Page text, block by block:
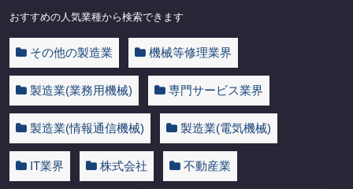
おすすめの人気業種から検索できます
その他の製造業 機械等修理業界
製造業(業務用機械) 専門サービス業界
製造業(情報通信機械) 製造業(電気機械)
IT業界 株式会社 不動産業